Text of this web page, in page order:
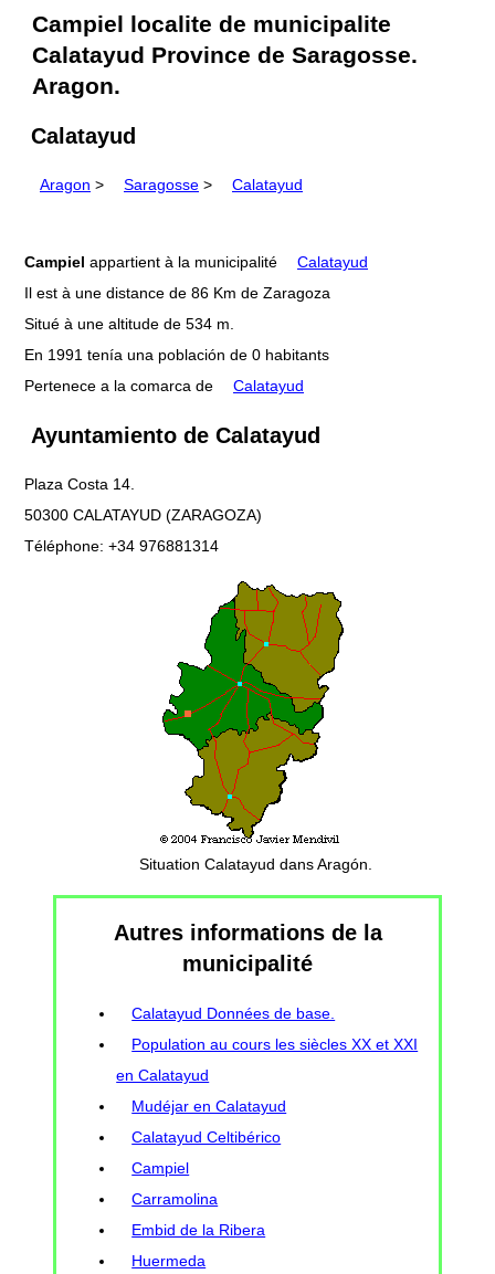
Campiel localite de municipalite
Calatayud Province de Saragosse.
Aragon.
Calatayud
Aragon > Saragosse > Calatayud
Campiel appartient à la municipalité
Calatayud
Il est à une distance de 86 Km de Zaragoza
Situé à une altitude de 534 m.
En 1991 tenía una población de 0 habitants
Pertenece a la comarca de
Calatayud
Ayuntamiento de Calatayud
Plaza Costa 14.
50300 CALATAYUD (ZARAGOZA)
Téléphone: +34 976881314
Situation Calatayud dans Aragón.
Autres informations de la
municipalité
Calatayud Données de base.
Population au cours les siècles XX et XXI
en Calatayud
Mudéjar en Calatayud
Calatayud Celtibérico
Campiel
Carramolina
Embid de la Ribera
Huermeda